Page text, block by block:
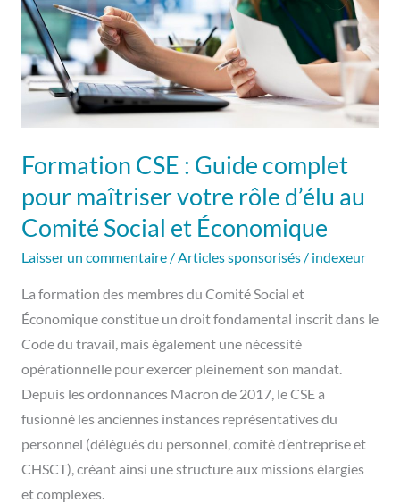
Formation CSE : Guide complet
pour maîtriser votre rôle d’élu au
Comité Social et Économique
Laisser un commentaire /Articles sponsorisés/ indexeur
La formation des membres du Comité Social et
Économique constitue un droit fondamental inscrit dans le
Code du travail, mais également une nécessité
opérationnelle pour exercer pleinement son mandat.
Depuis les ordonnances Macron de 2017, le CSE a
fusionné les anciennes instances représentatives du
personnel (délégués du personnel, comité d’entreprise et
CHSCT), créant ainsi une structure aux missions élargies
et complexes.
pour
maîtriser
votre
rôle
d’élu
Comité
Social
et
Économique